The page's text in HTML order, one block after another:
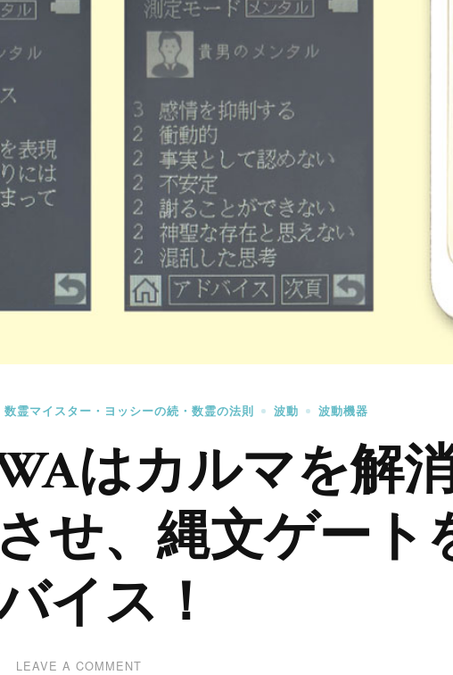
数霊マイスター・ヨッシーの続・数霊の法則 波動 波動機器
はカルマを解
せ、縄文ゲート
イス！
LEAVE A COMMENTON